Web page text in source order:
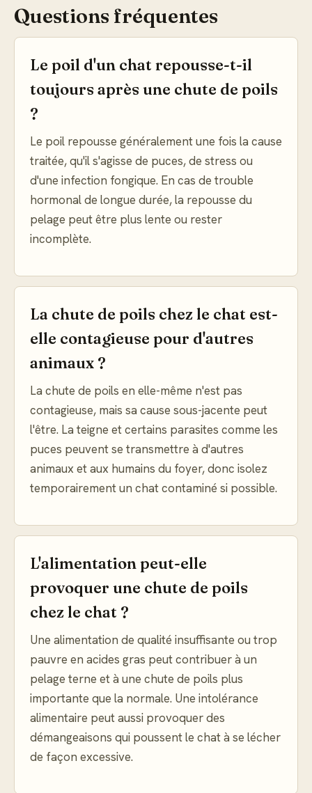
Questions fréquentes
Le poil d'un chat repousse-t-il
toujours après une chute de poils
?
Le poil repousse généralement une fois la cause
traitée, qu'il s'agisse de puces, de stress ou
d'une infection fongique. En cas de trouble
hormonal de longue durée, la repousse du
pelage peut être plus lente ou rester
incomplète.
La chute de poils chez le chat est-
elle contagieuse pour d'autres
animaux ?
La chute de poils en elle-même n'est pas
contagieuse, mais sa cause sous-jacente peut
l'être. La teigne et certains parasites comme les
puces peuvent se transmettre à d'autres
animaux et aux humains du foyer, donc isolez
temporairement un chat contaminé si possible.
L'alimentation peut-elle
provoquer une chute de poils
chez le chat ?
Une alimentation de qualité insuffisante ou trop
pauvre en acides gras peut contribuer à un
pelage terne et à une chute de poils plus
importante que la normale. Une intolérance
alimentaire peut aussi provoquer des
démangeaisons qui poussent le chat à se lécher
de façon excessive.